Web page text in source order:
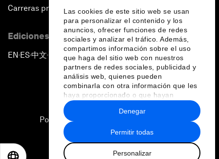
Las cookies de este sitio web se usan
para personalizar el contenido y los
anuncios, ofrecer funciones de redes
sociales y analizar el tráfico. Además,
compartimos información sobre el uso
que haga del sitio web con nuestros
partners de redes sociales, publicidad y
análisis web, quienes pueden
combinarla con otra información que les
haya proporcionado o que hayan
recopilado a partir del uso que haya
hecho de sus servicios.
Permitir todas
Personalizar
Denegar
Carreras profesionales
Ediciones en otros idiomas
EN ▪ ES▪中文▪ 日本語
Política de privacidad y normas de uso
2026 Foro Económico Mundial